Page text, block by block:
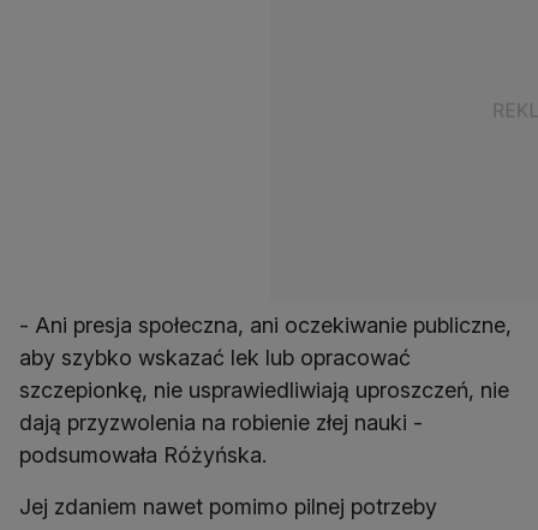
- Ani presja społeczna, ani oczekiwanie publiczne,
aby szybko wskazać lek lub opracować
szczepionkę, nie usprawiedliwiają uproszczeń, nie
dają przyzwolenia na robienie złej nauki -
podsumowała Różyńska.
Jej zdaniem nawet pomimo pilnej potrzeby